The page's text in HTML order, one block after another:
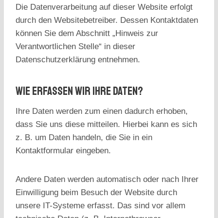
Die Datenverarbeitung auf dieser Website erfolgt
durch den Websitebetreiber. Dessen Kontaktdaten
können Sie dem Abschnitt „Hinweis zur
Verantwortlichen Stelle“ in dieser
Datenschutzerklärung entnehmen.
Wie Erfassen Wir Ihre Daten?
Ihre Daten werden zum einen dadurch erhoben,
dass Sie uns diese mitteilen. Hierbei kann es sich
z. B. um Daten handeln, die Sie in ein
Kontaktformular eingeben.
Andere Daten werden automatisch oder nach Ihrer
Einwilligung beim Besuch der Website durch
unsere IT-Systeme erfasst. Das sind vor allem